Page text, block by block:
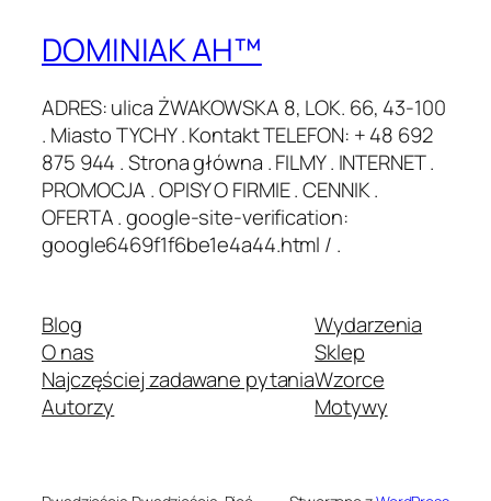
DOMINIAK AH™
ADRES: ulica ŻWAKOWSKA 8, LOK. 66, 43-100
. Miasto TYCHY . Kontakt TELEFON: + 48 692
875 944 . Strona główna . FILMY . INTERNET .
PROMOCJA . OPISY O FIRMIE . CENNIK .
OFERTA . google-site-verification:
google6469f1f6be1e4a44.html / .
Blog
O nas
Najczęściej zadawane pytania
Autorzy
Wydarzenia
Sklep
Wzorce
Motywy